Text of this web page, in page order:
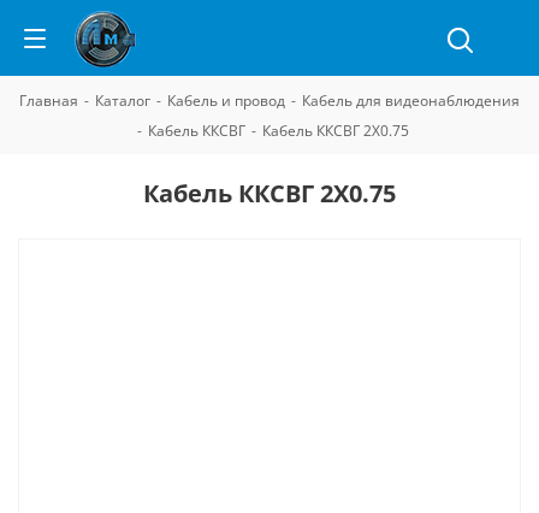
Главная - Каталог - Кабель и провод - Кабель для видеонаблюдения
- Кабель ККСВГ - Кабель ККСВГ 2Х0.75
Кабель ККСВГ 2Х0.75